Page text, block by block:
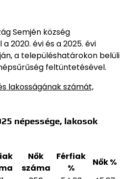
Semjén község
2020. évi és a 2025. évi
a településhatárokon belüli
feltüntetésével.
lakosságának számát,
népessége, lakosok
Nők
száma
Férfiak
%
Nők %